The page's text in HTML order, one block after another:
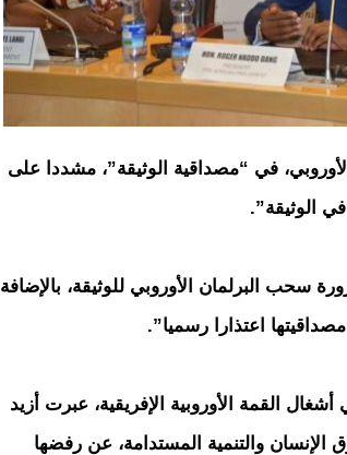
في “مصداقية الوثيقة”، مشددا على
الوثيقة”.
سحب البرلمان الأوروبي للوثيقة، بالإضافة
اعتذارا رسميا”.
القمة الأوروبية الإفريقية، عبرت أزيد
الإنسان والتنمية المستدامة، عن رفضها